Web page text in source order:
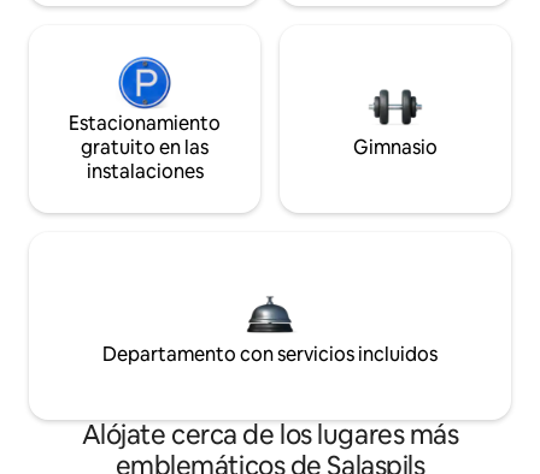
Estacionamiento
gratuito en las
instalaciones
Gimnasio
Departamento con servicios incluidos
Alójate cerca de los lugares más
emblemáticos de Salaspils